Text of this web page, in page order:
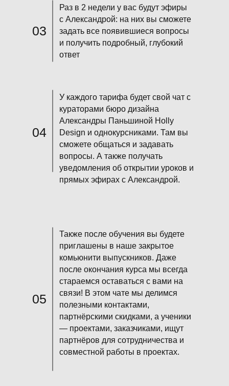
Раз в 2 недели у вас будут эфиры
с Александрой: на них вы сможете
задать все появившиеся вопросы
и получить подробный, глубокий
ответ
03
04
У каждого тарифа будет свой чат с
кураторами бюро дизайна
Александры Паньшиной Holly
Design и однокурсниками. Там вы
сможете общаться и задавать
вопросы. А также получать
уведомления об открытии уроков и
прямых эфирах с Александрой.
Также после обучения вы будете
приглашены в наше закрытое
комьюнити выпускников. Даже
после окончания курса мы всегда
стараемся оставаться с вами на
связи! В этом чате мы делимся
полезными контактами,
партнёрскими скидками, а ученики
— проектами, заказчиками, ищут
партнёров для сотрудничества и
совместной работы в проектах.
05